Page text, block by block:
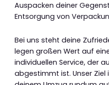
Auspacken deiner
Entsorgung von
Bei uns steht deine
legen großen Wert auf
individuellen Service, der
abgestimmt ist. Unser Ziel